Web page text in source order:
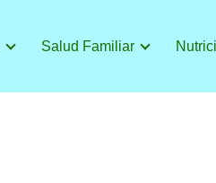
Salud Familiar